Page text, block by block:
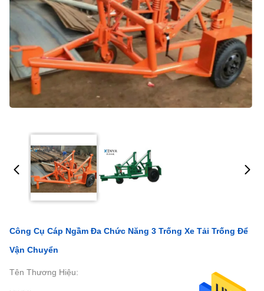
Công Cụ Cáp Ngầm Đa Chức Năng 3 Trống Xe Tải Trống Để
Vận Chuyển
Tên Thương Hiệu: